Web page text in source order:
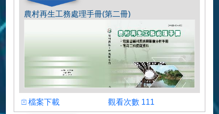
農村再生工務處理手冊(第二冊)
下載檔案
檔案下載 觀看次數 111